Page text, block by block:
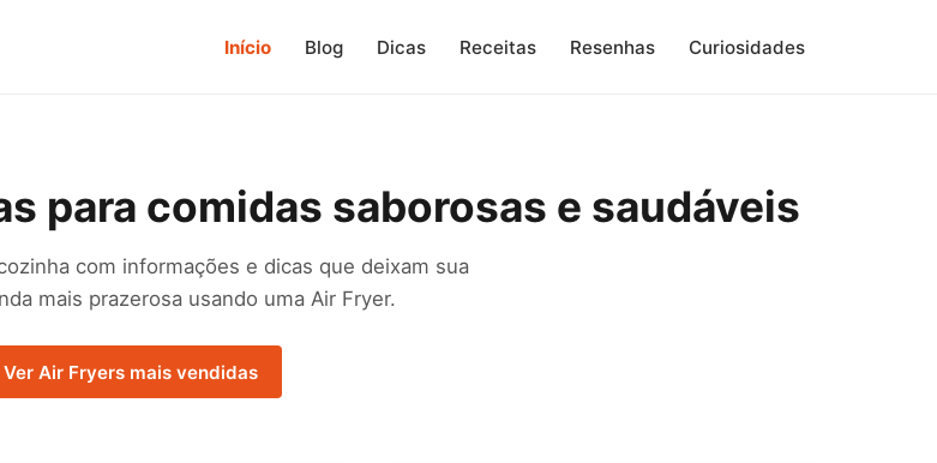
Início Blog Dicas Receitas Resenhas Curiosidades
para comidas saborosas e saudáveis
com informações e dicas que deixam sua
mais prazerosa usando uma Air Fryer.
Ver Air Fryers mais vendidas